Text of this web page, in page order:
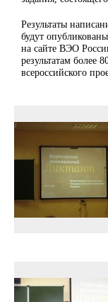
Результаты
будут
на сайте ВЭО
результатам более
всероссийского